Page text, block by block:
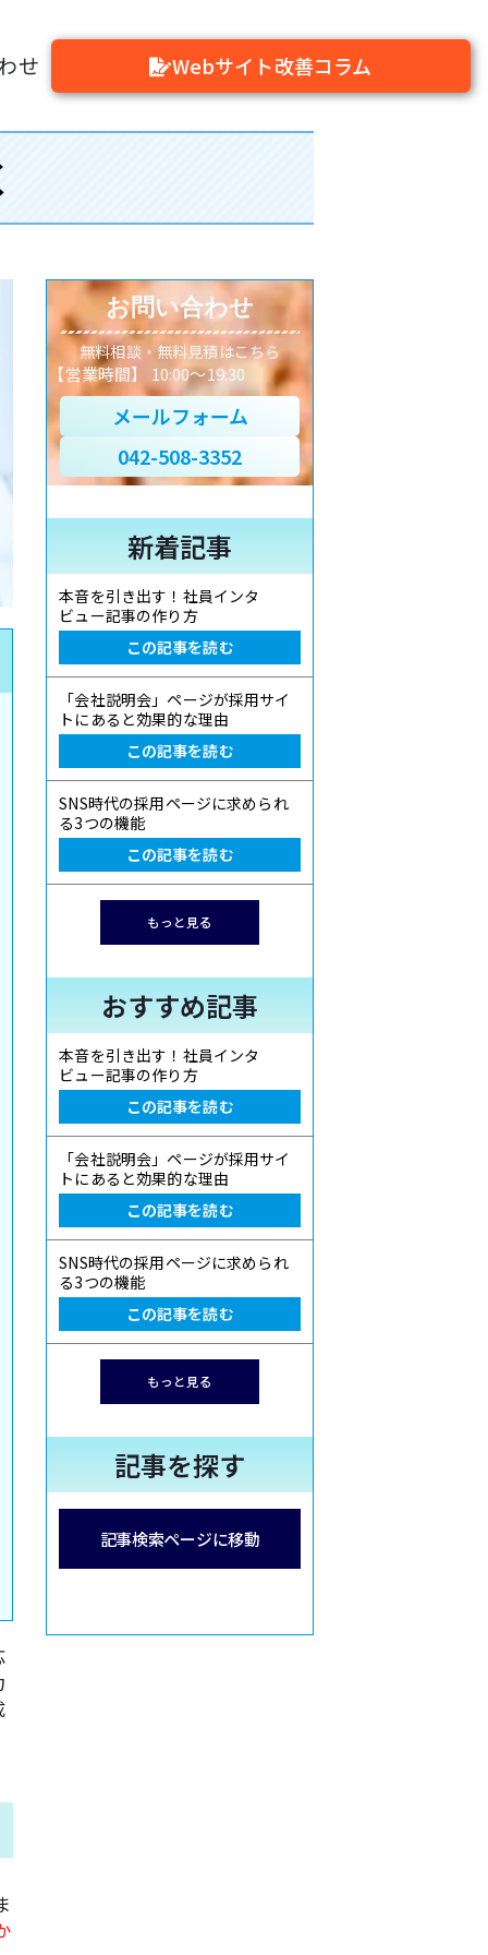
せ Webサイト改善コラム
お問い合わせ
無料相談・無料見積はこちら
【営業時間】 10:00～19:30
メールフォーム
042-508-3352
新着記事
本音を引き出す！社員インタ
ビュー記事の作り方
この記事を読む
「会社説明会」ページが採用サイ
トにあると効果的な理由
この記事を読む
SNS時代の採用ページに求められ
る3つの機能
この記事を読む
もっと見る
おすすめ記事
本音を引き出す！社員インタ
ビュー記事の作り方
この記事を読む
「会社説明会」ページが採用サイ
トにあると効果的な理由
この記事を読む
SNS時代の採用ページに求められ
る3つの機能
この記事を読む
もっと見る
記事を探す
記事検索ページに移動